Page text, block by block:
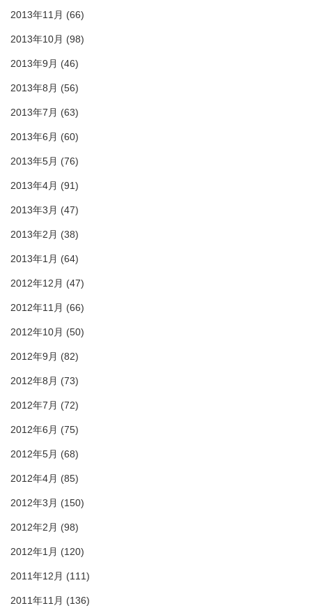
2013年11月 (66)
2013年10月 (98)
2013年9月 (46)
2013年8月 (56)
2013年7月 (63)
2013年6月 (60)
2013年5月 (76)
2013年4月 (91)
2013年3月 (47)
2013年2月 (38)
2013年1月 (64)
2012年12月 (47)
2012年11月 (66)
2012年10月 (50)
2012年9月 (82)
2012年8月 (73)
2012年7月 (72)
2012年6月 (75)
2012年5月 (68)
2012年4月 (85)
2012年3月 (150)
2012年2月 (98)
2012年1月 (120)
2011年12月 (111)
2011年11月 (136)